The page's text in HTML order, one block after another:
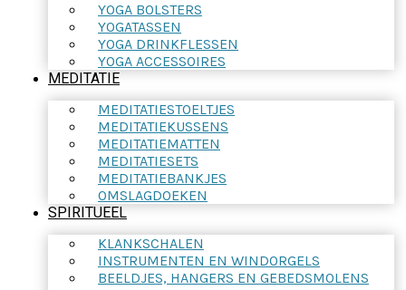
YOGA BOLSTERS
YOGATASSEN
YOGA DRINKFLESSEN
YOGA ACCESSOIRES
MEDITATIE
MEDITATIESTOELTJES
MEDITATIEKUSSENS
MEDITATIEMATTEN
MEDITATIESETS
MEDITATIEBANKJES
OMSLAGDOEKEN
SPIRITUEEL
KLANKSCHALEN
INSTRUMENTEN EN WINDORGELS
BEELDJES, HANGERS EN GEBEDSMOLENS